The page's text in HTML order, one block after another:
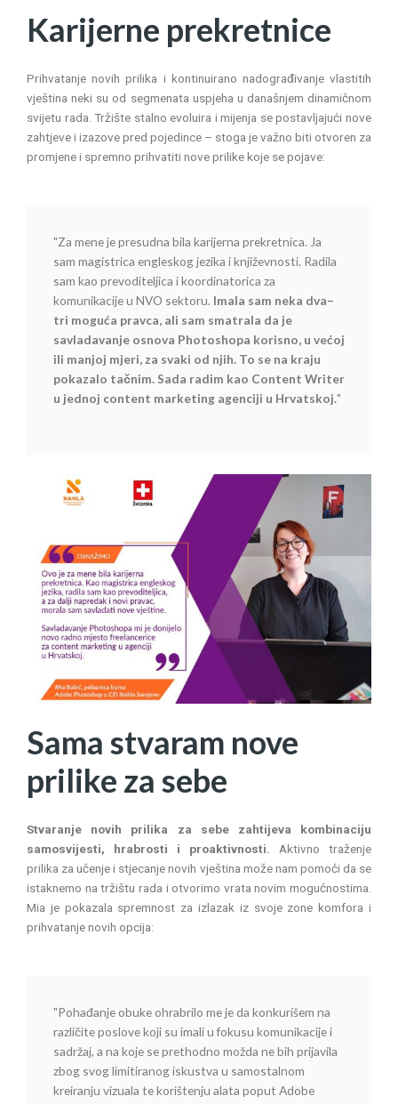
Karijerne prekretnice
Prihvatanje novih prilika i kontinuirano nadograđivanje vlastitih
vještina neki su od segmenata uspjeha u današnjem dinamičnom
svijetu rada. Tržište stalno evoluira i mijenja se postavljajući nove
zahtjeve i izazove pred pojedince – stoga je važno biti otvoren za
promjene i spremno prihvatiti nove prilike koje se pojave:
"Za mene je presudna bila karijerna prekretnica. Ja
sam magistrica engleskog jezika i književnosti. Radila
sam kao prevoditeljica i koordinatorica za
komunikacije u NVO sektoru. Imala sam neka dva–
tri moguća pravca, ali sam smatrala da je
savladavanje osnova Photoshopa korisno, u većoj
ili manjoj mjeri, za svaki od njih. To se na kraju
pokazalo tačnim. Sada radim kao Content Writer
u jednoj content marketing agenciji u Hrvatskoj."
Sama stvaram nove
prilike za sebe
Stvaranje novih prilika za sebe zahtijeva kombinaciju
samosvijesti, hrabrosti i proaktivnosti. Aktivno traženje
prilika za učenje i stjecanje novih vještina može nam pomoći da se
istaknemo na tržištu rada i otvorimo vrata novim mogućnostima.
Mia je pokazala spremnost za izlazak iz svoje zone komfora i
prihvatanje novih opcija:
"Pohađanje obuke ohrabrilo me je da konkurišem na
različite poslove koji su imali u fokusu komunikacije i
sadržaj, a na koje se prethodno možda ne bih prijavila
zbog svog limitiranog iskustva u samostalnom
kreiranju vizuala te korištenju alata poput Adobe